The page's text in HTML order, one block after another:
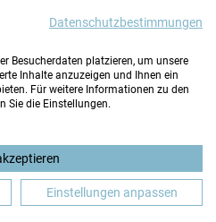
BEWERBUNG
Datenschutzbestimmungen
Besucherdaten platzieren, um unsere
Inhalte anzuzeigen und Ihnen ein
Für weitere Informationen zu den
Sie die Einstellungen.
Einstellungen anpassen